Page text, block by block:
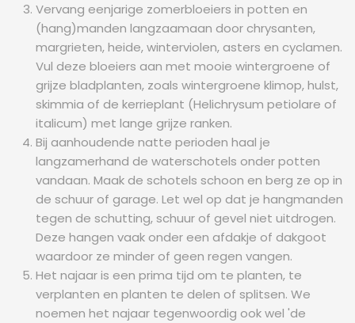
Vervang eenjarige zomerbloeiers in potten en
(hang)manden langzaamaan door chrysanten,
margrieten, heide, winterviolen, asters en cyclamen.
Vul deze bloeiers aan met mooie wintergroene of
grijze bladplanten, zoals wintergroene klimop, hulst,
skimmia of de kerrieplant (Helichrysum petiolare of
italicum) met lange grijze ranken.
Bij aanhoudende natte perioden haal je
langzamerhand de waterschotels onder potten
vandaan. Maak de schotels schoon en berg ze op in
de schuur of garage. Let wel op dat je hangmanden
tegen de schutting, schuur of gevel niet uitdrogen.
Deze hangen vaak onder een afdakje of dakgoot
waardoor ze minder of geen regen vangen.
Het najaar is een prima tijd om te planten, te
verplanten en planten te delen of splitsen. We
noemen het najaar tegenwoordig ook wel 'de